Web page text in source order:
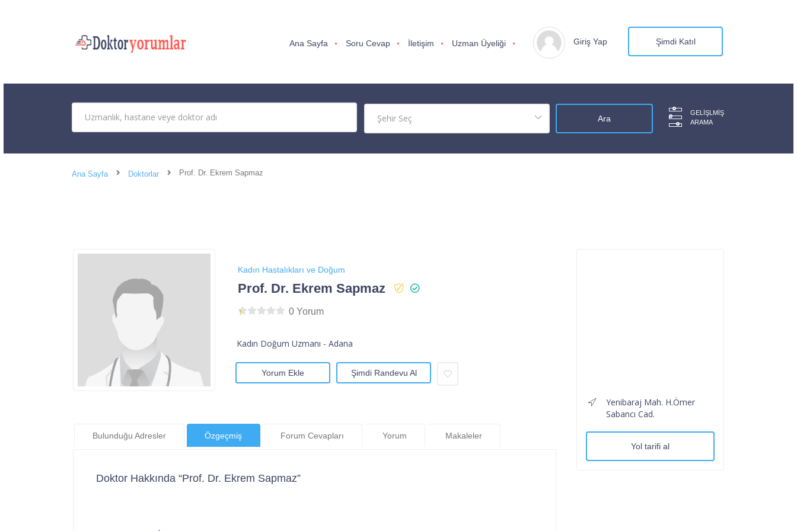
Ana Sayfa Soru Cevap İletişim Uzman Üyeliği Giriş Yap Şimdi Katıl
GELIŞLMIŞ
ARAMA
Ana Sayfa Doktorlar Prof. Dr. Ekrem Sapmaz
Kadın Hastalıkları ve Doğum
Prof. Dr. Ekrem Sapmaz
0 Yorum
Kadın Doğum Uzmanı - Adana
Yorum Ekle Şimdi Randevu Al
Bulunduğu Adresler Özgeçmiş Forum Cevapları Yorum Makaleler
Doktor Hakkında “Prof. Dr. Ekrem Sapmaz”
Yenibaraj Mah. H.Ömer
Sabancı Cad.
Yol tarifi al